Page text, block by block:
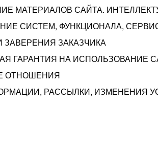
МАТЕРИАЛОВ САЙТА.
СИСТЕМ, ФУНКЦИОНАЛА,
ЗАВЕРЕНИЯ ЗАКАЗЧИКА
ГАРАНТИЯ НА ИСПОЛЬЗОВАНИЕ
ОТНОШЕНИЯ
РАССЫЛКИ, ИЗМЕНЕНИЯ